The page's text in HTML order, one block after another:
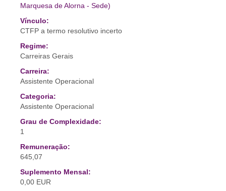
Marquesa de Alorna - Sede)
Vínculo:
CTFP a termo resolutivo incerto
Regime:
Carreiras Gerais
Carreira:
Assistente Operacional
Categoria:
Assistente Operacional
Grau de Complexidade:
1
Remuneração:
645,07
Suplemento Mensal:
0,00 EUR